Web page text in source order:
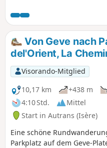
Wälder bietet zu jeder
angenehmen Spaziergang.
Von Geve nach
del'Orient, La
Visorando-Mitglied
10,17 km
+438 m
4:10 Std.
Mittel
Start in Autrans (Isère)
Eine schöne
Parkplatz auf dem Geve-